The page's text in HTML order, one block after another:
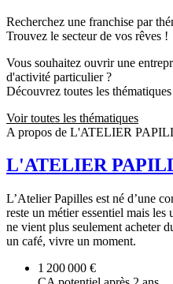
Recherchez une franchise par
Trouvez le secteur de vos rêves !
Vous souhaitez ouvrir une
d'activité particulier ?
Découvrez toutes les
Voir toutes les thématiques
A propos de L'ATELIER
L'ATELIER
L’Atelier Papilles est né d’une
reste un métier essentiel mais
ne vient plus seulement acheter
un café, vivre un moment.
1 200 000 €